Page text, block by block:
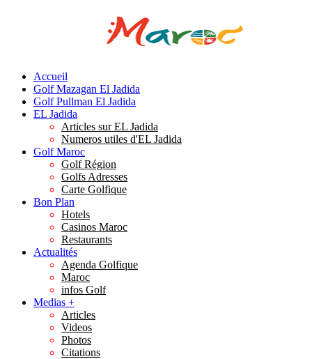
Accueil
Golf Mazagan El Jadida
Golf Pullman El Jadida
EL Jadida
Articles sur EL Jadida
Numeros utiles d'EL Jadida
Golf Maroc
Golf Région
Golfs Adresses
Carte Golfique
Bon Plan
Hotels
Casinos Maroc
Restaurants
Actualités
Agenda Golfique
Maroc
infos Golf
Medias +
Articles
Videos
Photos
Citations